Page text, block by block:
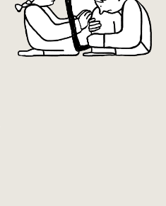
depressão e
agitação com
pensamentos